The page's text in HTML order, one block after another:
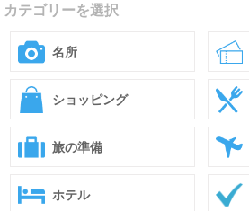
カテゴリーを選択
名所
ショッピング
旅の準備
ホテル